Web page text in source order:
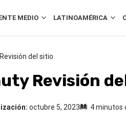
MEDIO LATINOAMÉRICA
del sitio
Revisión
octubre 5, 2023 4 minutos